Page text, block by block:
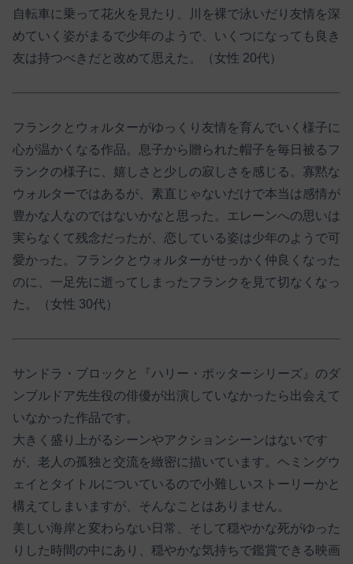
自転車に乗って花火を見たり、川を裸で泳いだり友情を深
めていく姿がまるで少年のようで、いくつになっても良き
友は持つべきだと改めて思えた。（女性 20代）
フランクとウォルターがゆっくり友情を育んでいく様子に
心が温かくなる作品。息子から贈られた帽子を毎日被るフ
ランクの様子に、嬉しさと少しの寂しさを感じる。寡黙な
ウォルターではあるが、素直じゃないだけで本当は感情が
豊かな人なのではないかなと思った。エレーンへの思いは
実らなくて残念だったが、恋している姿は少年のようで可
愛かった。フランクとウォルターがせっかく仲良くなった
のに、一足先に逝ってしまったフランクを見て切なくなっ
た。（女性 30代）
サンドラ・ブロックと『ハリー・ポッターシリーズ』のダ
ンブルドア先生役の俳優が出演していなかったら出会えて
いなかった作品です。
大きく盛り上がるシーンやアクションシーンはないです
が、老人の孤独と交流を緻密に描いています。ヘミングウ
ェイとタイトルについているので小難しいストーリーかと
構えてしまいますが、そんなことはありません。
美しい海岸と変わらない日常、そして穏やかな死がゆった
りした時間の中にあり、穏やかな気持ちで鑑賞できる映画